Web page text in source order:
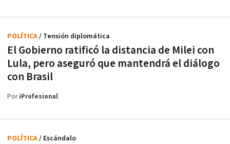
El Gobierno ratificó la distancia de Milei con
Lula, pero aseguró que mantendrá el diálogo
con Brasil
POLÍTICA/ Tensión diplomática
PoriProfesional
POLÍTICA/ Escándalo